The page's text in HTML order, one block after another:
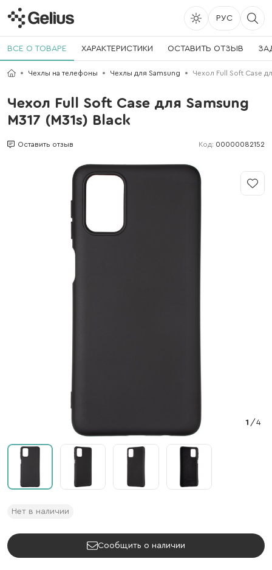
РУС
ВСЕ О ТОВАРЕ ХАРАКТЕРИСТИКИ ОСТАВИТЬ ОТЗЫВ
Чехлы на телефоны Чехлы для Samsung Чехол Full Soft Case
Чехол Full Soft Case для Samsung
M317 (M31s) Black
Оставить отзыв Код: 00000082152
1 /4
Нет в наличии
Сообщить о наличии